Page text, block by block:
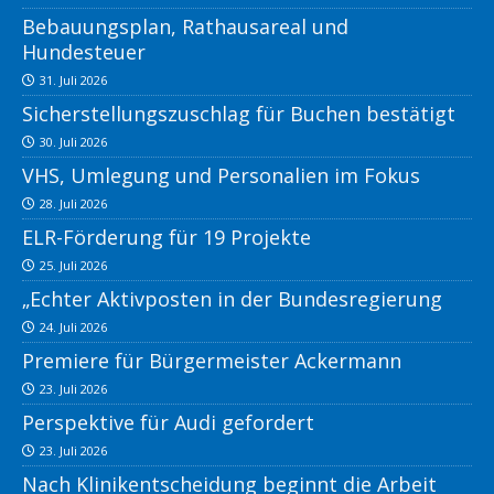
Bebauungsplan, Rathausareal und
Hundesteuer
31. Juli 2026
Sicherstellungszuschlag für Buchen bestätigt
30. Juli 2026
VHS, Umlegung und Personalien im Fokus
28. Juli 2026
ELR-Förderung für 19 Projekte
25. Juli 2026
„Echter Aktivposten in der Bundesregierung
24. Juli 2026
Premiere für Bürgermeister Ackermann
23. Juli 2026
Perspektive für Audi gefordert
23. Juli 2026
Nach Klinikentscheidung beginnt die Arbeit